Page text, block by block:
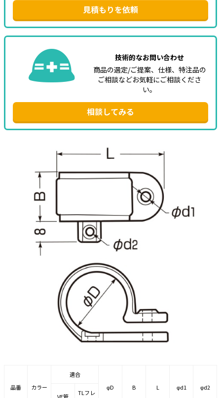
見積もりを依頼
技術的なお問い合わせ
商品の選定/ご提案、仕様、特注品の
ご相談などお気軽にご相談くださ
い。
相談してみる
品番 カラー
適合
φD
B L φd1
φd2
TLフレ